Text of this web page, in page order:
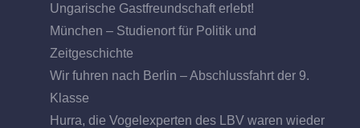
Ungarische Gastfreundschaft erlebt!
München – Studienort für Politik und
Zeitgeschichte
Wir fuhren nach Berlin – Abschlussfahrt der 9.
Klasse
Hurra, die Vogelexperten des LBV waren wieder